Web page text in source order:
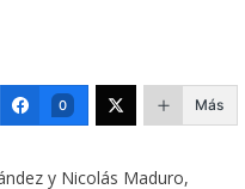
0 Más
y Nicolás Maduro,